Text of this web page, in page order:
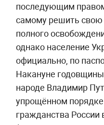
последующим
самому решить свою
полного
однако население
официально, по
Накануне
народе Владимир
упрощённом
гражданства